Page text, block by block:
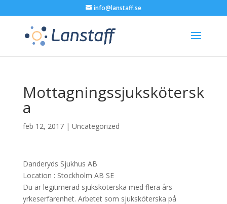
info@lanstaff.se
Mottagningssjukskötersk
a
feb 12, 2017| Uncategorized
Danderyds Sjukhus AB
Location : Stockholm AB SE
Du är legitimerad sjuksköterska med flera års
yrkeserfarenhet. Arbetet som sjuksköterska på